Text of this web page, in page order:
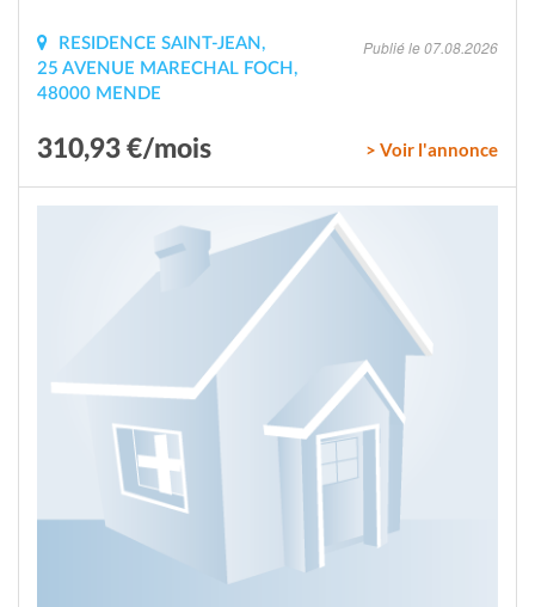
Publié le 07.08.2026
RESIDENCE SAINT-JEAN,
25 AVENUE MARECHAL FOCH,
48000 MENDE
310,93 €/mois > Voir l'annonce